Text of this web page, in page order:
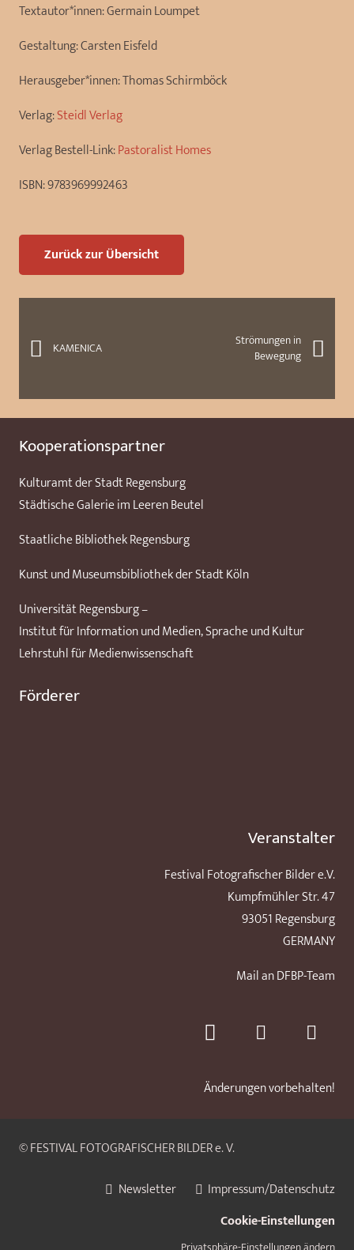
Textautor*innen:Germain Loumpet
Gestaltung:Carsten Eisfeld
Herausgeber*innen:Thomas Schirmböck
Verlag:Steidl Verlag
Verlag Bestell-Link:Pastoralist Homes
ISBN:9783969992463
Zurück zur Übersicht
KAMENICA
Strömungen in
Bewegung
Kooperationspartner
Kulturamt der Stadt Regensburg
Städtische Galerie im Leeren Beutel
Staatliche Bibliothek Regensburg
Kunst und Museumsbibliothek der Stadt Köln
Universität Regensburg –
Institut für Information und Medien, Sprache und Kultur
Lehrstuhl für Medienwissenschaft
Förderer
Veranstalter
Festival Fotografischer Bilder e.V.
Kumpfmühler Str. 47
93051 Regensburg
GERMANY
Mail an DFBP-Team
Änderungen vorbehalten!
© FESTIVAL FOTOGRAFISCHER BILDER e. V.
Newsletter
Impressum/Datenschutz
Cookie-Einstellungen